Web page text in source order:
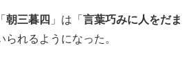
朝三暮四 」は「 言葉巧みに人をだま
られるようになった。